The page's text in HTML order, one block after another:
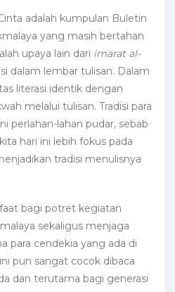
adalah kumpulan Buletin
yang masih bertahan
upaya lain dari imarat al-
dalam lembar tulisan. Dalam
literasi identik dengan
melalui tulisan. Tradisi para
perlahan-lahan pudar, sebab
hari ini lebih fokus pada
tradisi menulisnya
bagi potret kegiatan
sekaligus menjaga
para cendekia yang ada di
pun sangat cocok dibaca
dan terutama bagi generasi